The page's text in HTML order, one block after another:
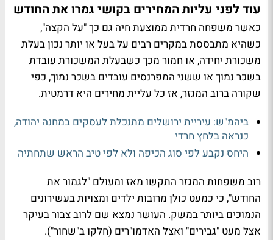
עוד לפני עליות המחירים בקושי גמרו את החודש
כאשר משפחה חרדית ממוצעת חיה גם כך "על הקצה",
כשהיא מתבססת במקרים רבים על בעל או יותר נכון בעלת
משכורת יחידה, או חמור מכך כשבעלת המשכורת עובדת
בשכר נמוך או ששני המפרנסים עובדים בשכר נמוך, כפי
שקורה ברוב המגזר, אז כל עליית מחירים היא דרמטית.
ביהמ"ש: עיריית ירושלים מתנכלת לעסקים במחנה יהודה,
כנראה בלחץ חרדי
היחס נקבע לפי סוג הכיפה ולא לפי טיב הראש שתחתיה
רוב משפחות המגזר התקשו מאז ומעולם "לגמור את
החודש", כי כמעט כולן מרובות ילדים ומצויות בעשירונים
הנמוכים ביותר במשק. העושר נמצא שם לרוב צבור בעיקר
אצל מעט "גבירים" ואצל האדמו"רים (חלקו ב"שחור").